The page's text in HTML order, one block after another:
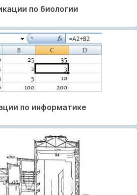
по биологии
по информатике